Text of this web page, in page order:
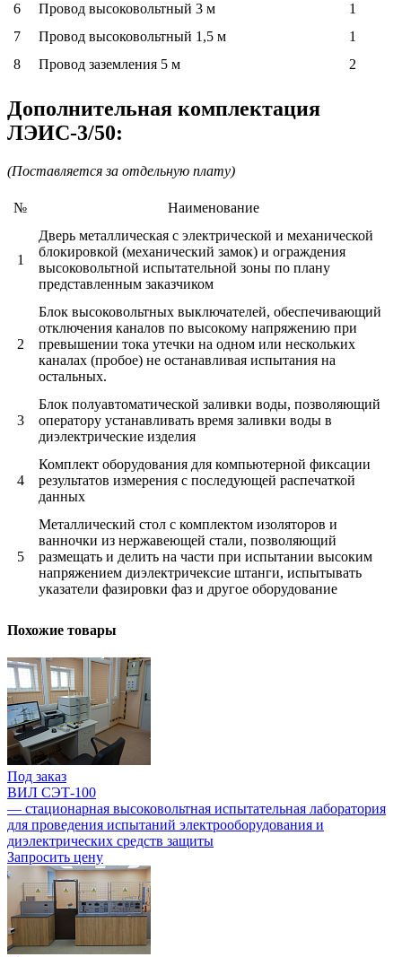
6
Провод высоковольтный 3 м
1
7
Провод высоковольтный 1,5 м
1
8
Провод заземления 5 м 2
Дополнительная комплектация
ЛЭИС-3/50:
(Поставляется за отдельную плату)
№ Наименование
1
Дверь металлическая с электрической и механической
блокировкой (механический замок) и ограждения
высоковольтной испытательной зоны по плану
представленным заказчиком
2
Блок высоковольтных выключателей, обеспечивающий
отключения каналов по высокому напряжению при
превышении тока утечки на одном или нескольких
каналах (пробое) не останавливая испытания на
остальных.
3
Блок полуавтоматической заливки воды, позволяющий
оператору устанавливать время заливки воды в
диэлектрические изделия
4
Комплект оборудования для компьютерной фиксации
результатов измерения с последующей распечаткой
данных
5
Металлический стол с комплектом изоляторов и
ванночки из нержавеющей стали, позволяющий
размещать и делить на части при испытании высоким
напряжением диэлектричексие штанги, испытывать
указатели фазировки фаз и другое оборудование
Похожие товары
Под заказ
ВИЛ СЭТ-100
— стационарная высоковольтная испытательная лаборатория
для проведения испытаний электрооборудования и
диэлектрических средств защиты
Запросить цену